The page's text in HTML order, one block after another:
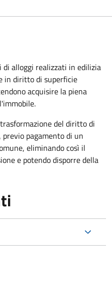
alloggi realizzati in edilizia
in diritto di superficie
acquisire la piena
del diritto di
pagamento di un
eliminando così il
e potendo disporre della